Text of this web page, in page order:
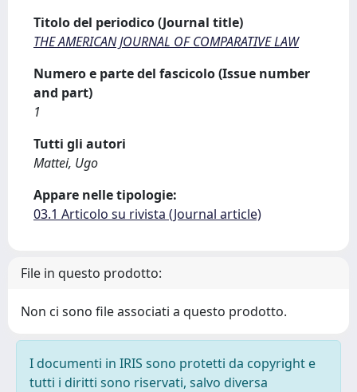
Titolo del periodico (Journal title)
THE AMERICAN JOURNAL OF COMPARATIVE LAW
Numero e parte del fascicolo (Issue number
and part)
1
Tutti gli autori
Mattei, Ugo
Appare nelle tipologie:
03.1 Articolo su rivista (Journal article)
File in questo prodotto:
Non ci sono file associati a questo prodotto.
I documenti in IRIS sono protetti da copyright e
tutti i diritti sono riservati, salvo diversa